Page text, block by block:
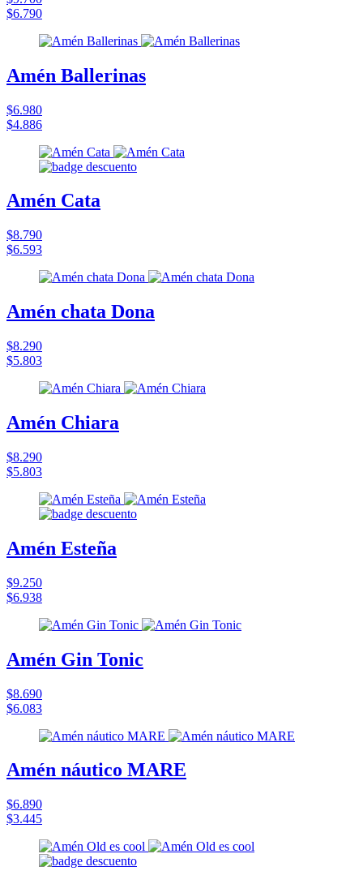
$6.790
Amén Ballerinas
$6.980
$4.886
Amén Cata
$8.790
$6.593
Amén chata Dona
$8.290
$5.803
Amén Chiara
$8.290
$5.803
Amén Esteña
$9.250
$6.938
Amén Gin Tonic
$8.690
$6.083
Amén náutico MARE
$6.890
$3.445